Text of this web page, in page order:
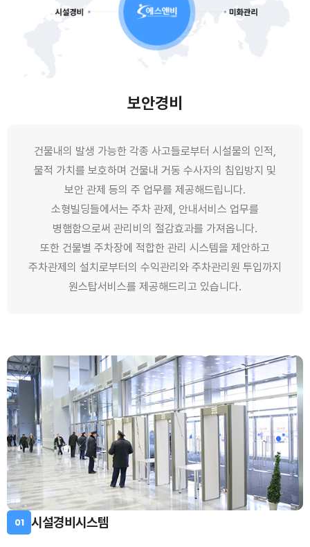
보안경비
건물내의 발생 가능한 각종 사고들로부터 시설물의 인적,
물적 가치를 보호하며 건물내 거동 수사자의 침입방지 및
보안 관제 등의 주 업무를 제공해드립니다.
소형빌딩들에서는 주차 관제, 안내서비스 업무를
병햄함으로써 관리비의 절감효과를 가져옵니다.
또한 건물별 주차장에 적합한 관리 시스템을 제안하고
주차관제의 설치로부터의 수익관리와 주차관리원 투입까지
원스탑서비스를 제공해드리고 있습니다.
01 시설경비시스템